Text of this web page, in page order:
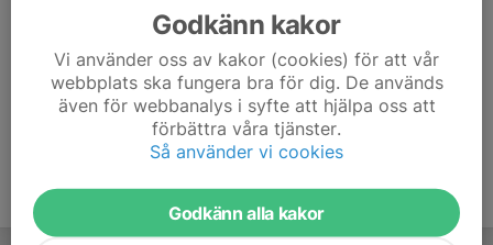
Godkänn kakor
Vi använder oss av kakor (cookies) för att vår
webbplats ska fungera bra för dig. De används
även för webbanalys i syfte att hjälpa oss att
förbättra våra tjänster.
Så använder vi cookies
Godkänn alla kakor